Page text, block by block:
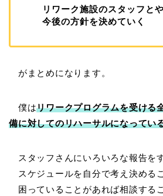
リワーク施設のスタッフと
今後の方針を決めていく
がまとめになります。
僕はリワークプログラムを受ける
備に対してのリハーサルになってい
スタッフさんにいろいろな報告を
スケジュールを自分で考え決めるこ
困っていることがあれば相談するこ